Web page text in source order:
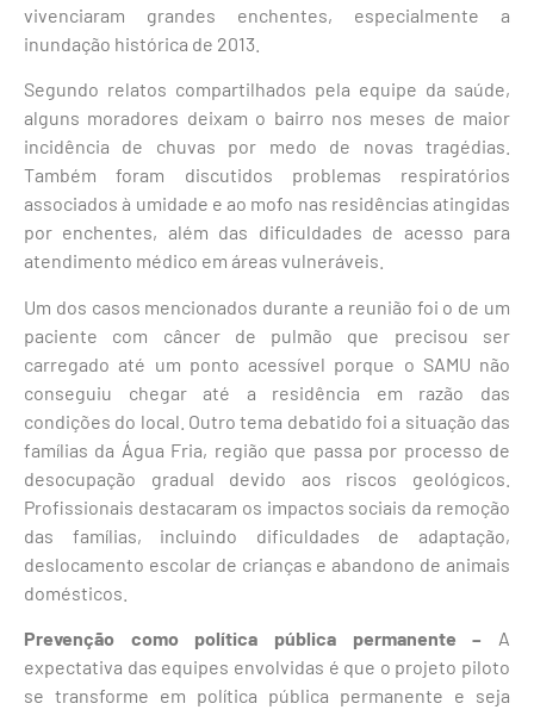
vivenciaram grandes enchentes, especialmente a
inundação histórica de 2013.
Segundo relatos compartilhados pela equipe da saúde,
alguns moradores deixam o bairro nos meses de maior
incidência de chuvas por medo de novas tragédias.
Também foram discutidos problemas respiratórios
associados à umidade e ao mofo nas residências atingidas
por enchentes, além das dificuldades de acesso para
atendimento médico em áreas vulneráveis.
Um dos casos mencionados durante a reunião foi o de um
paciente com câncer de pulmão que precisou ser
carregado até um ponto acessível porque o SAMU não
conseguiu chegar até a residência em razão das
condições do local. Outro tema debatido foi a situação das
famílias da Água Fria, região que passa por processo de
desocupação gradual devido aos riscos geológicos.
Profissionais destacaram os impactos sociais da remoção
das famílias, incluindo dificuldades de adaptação,
deslocamento escolar de crianças e abandono de animais
domésticos.
Prevenção como política pública permanente – A
expectativa das equipes envolvidas é que o projeto piloto
se transforme em política pública permanente e seja